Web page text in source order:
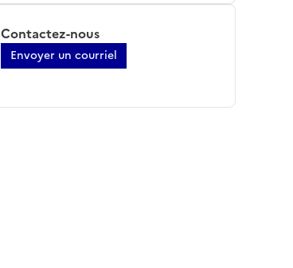
Contactez-nous
Envoyer un courriel